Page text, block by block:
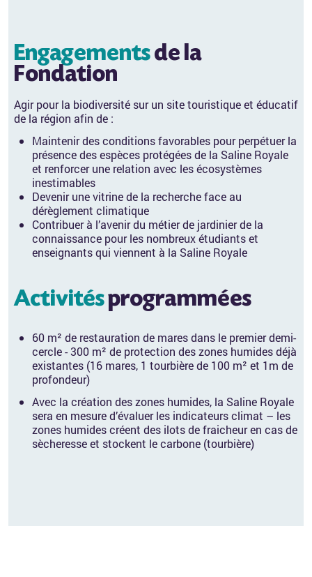
Engagementsde la
Fondation
Agir pour la biodiversité sur un site touristique et éducatif
de la région afin de :
Maintenir des conditions favorables pour perpétuer la
présence des espèces protégées de la Saline Royale
et renforcer une relation avec les écosystèmes
inestimables
Devenir une vitrine de la recherche face au
dérèglement climatique
Contribuer à l’avenir du métier de jardinier de la
connaissance pour les nombreux étudiants et
enseignants qui viennent à la Saline Royale
Activitésprogrammées
60 m² de restauration de mares dans le premier demi-
cercle - 300 m² de protection des zones humides déjà
existantes (16 mares, 1 tourbière de 100 m² et 1m de
profondeur)
Avec la création des zones humides, la Saline Royale
sera en mesure d’évaluer les indicateurs climat – les
zones humides créent des ilots de fraicheur en cas de
sècheresse et stockent le carbone (tourbière)